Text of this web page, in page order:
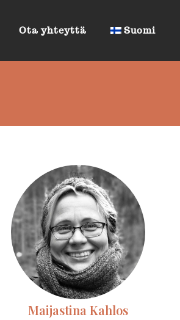
Ota yhteyttä Suomi
Maijastina Kahlos